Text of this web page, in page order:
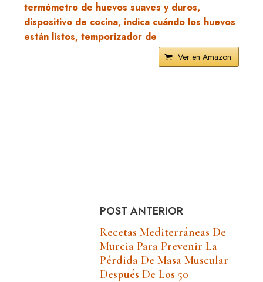
termómetro de huevos suaves y duros,
dispositivo de cocina, indica cuándo los huevos
están listos, temporizador de
Ver en Amazon
POST ANTERIOR
Recetas Mediterráneas De
Murcia Para Prevenir La
Pérdida De Masa Muscular
Después De Los 50